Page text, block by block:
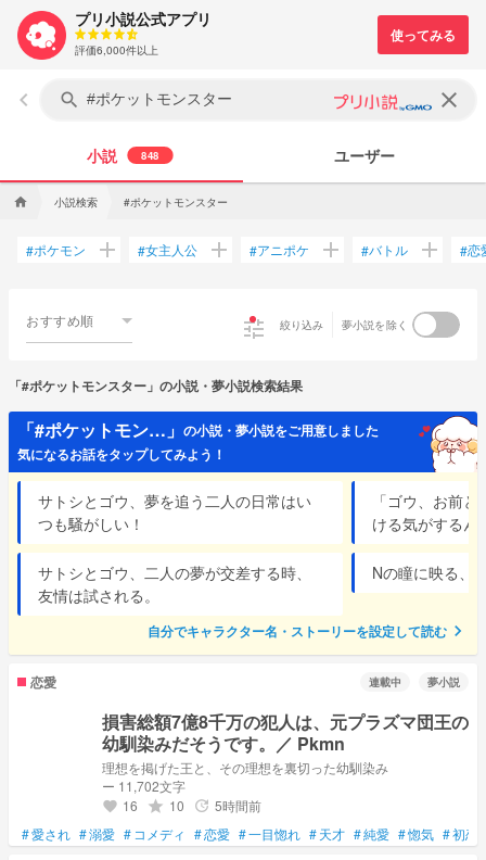
プリ小説公式アプリ
評価6,000件以上
keyboard_arrow_left search clear
小説 848 ユーザー
home 小説検索 #ポケットモンスター
#ポケモン add #女主人公 add #アニポケ add #バトル add #恋
おすすめ順 tune 絞り込み 夢小説を除く
「#ポケットモンスター」の小説・夢小説検索結果
「#ポケットモン…」 の小説・夢小説をご用意しました
気になるお話をタップしてみよう！
サトシとゴウ、夢を追う二人の日常はい
つも騒がしい！
サトシとゴウ、二人の夢が交差する時、
友情は試される。
「ゴウ、お前
ける気がするん
Nの瞳に映る、
自分でキャラクター名・ストーリーを設定して読む chevron_right
恋愛 連載中 夢小説
損害総額7億8千万の犯人は、元プラズマ団王の
幼馴染みだそうです。／ Pkmn
理想を掲げた王と、その理想を裏切った幼馴染み
ー 11,702文字
favorite 16 grade 10 update 5時間前
#愛され #溺愛 # コメディ #恋愛 #一目惚れ #天才 #純愛 #惚気 #初恋